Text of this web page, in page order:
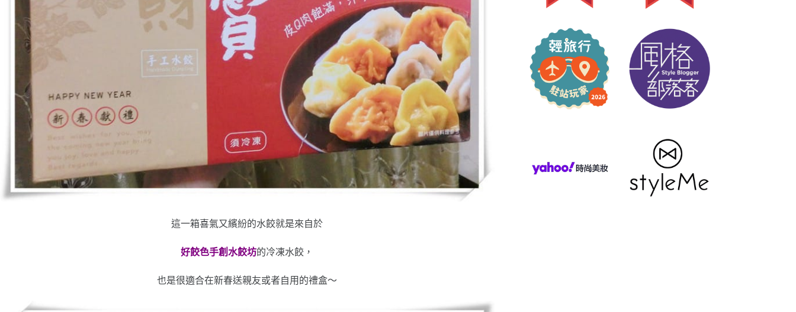
這一箱喜氣又繽紛的水餃就是來自於
好餃色手創水餃坊的冷凍水餃，
也是很適合在新春送親友或者自用的禮盒～